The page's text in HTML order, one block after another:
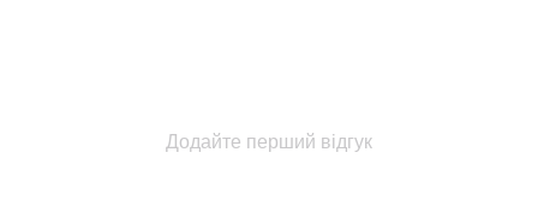
Додайте перший відгук